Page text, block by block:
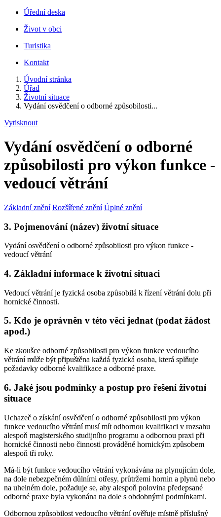
Úřední deska
Život v obci
Turistika
Kontakt
Úvodní stránka
Úřad
Životní situace
Vydání osvědčení o odborné způsobilosti...
Vytisknout
Vydání osvědčení o odborné
způsobilosti pro výkon funkce -
vedoucí větrání
Základní znění Rozšířené znění Úplné znění
3. Pojmenování (název) životní situace
Vydání osvědčení o odborné způsobilosti pro výkon funkce -
vedoucí větrání
4. Základní informace k životní situaci
Vedoucí větrání je fyzická osoba způsobilá k řízení větrání dolu při
hornické činnosti.
5. Kdo je oprávněn v této věci jednat (podat žádost
apod.)
Ke zkoušce odborné způsobilosti pro výkon funkce vedoucího
větrání může být připuštěna každá fyzická osoba, která splňuje
požadavky odborné kvalifikace a odborné praxe.
6. Jaké jsou podmínky a postup pro řešení životní
situace
Uchazeč o získání osvědčení o odborné způsobilosti pro výkon
funkce vedoucího větrání musí mít odbornou kvalifikaci v rozsahu
alespoň magisterského studijního programu a odbornou praxi při
hornické činnosti nebo činnosti prováděné hornickým způsobem
alespoň tři roky.
Má-li být funkce vedoucího větrání vykonávána na plynujícím dole,
na dole nebezpečném důlními otřesy, průtržemi hornin a plynů nebo
na uhelném dole, požaduje se, aby alespoň polovina předepsané
odborné praxe byla vykonána na dole s obdobnými podmínkami.
Odbornou způsobilost vedoucího větrání ověřuje místně příslušný